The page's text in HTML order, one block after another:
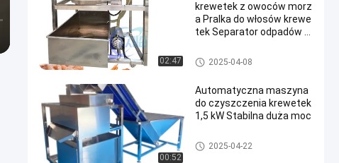
02:47
krewetek z owoców morz
a Pralka do włosów krewe
tek Separator odpadów z
Maszyna do czyszczenia kre
wetek
2025-04-08
00:52
Automatyczna maszyna
do czyszczenia krewetek
1,5 kW Stabilna duża moc
Maszyna do czyszczenia kre
wetek
2025-04-22